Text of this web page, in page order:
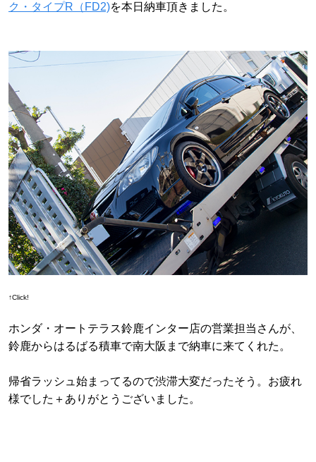
ク・タイプR（FD2)を本日納車頂きました。
↑Click!
ホンダ・オートテラス鈴鹿インター店の営業担当さんが、
鈴鹿からはるばる積車で南大阪まで納車に来てくれた。
帰省ラッシュ始まってるので渋滞大変だったそう。お疲れ
様でした＋ありがとうございました。